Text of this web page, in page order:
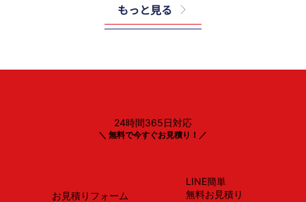
TOTO
もっと見る
LINE簡単
無料お見積り
お見積りフォーム
＼ 無料で今すぐお見積り！／
24時間365日対応